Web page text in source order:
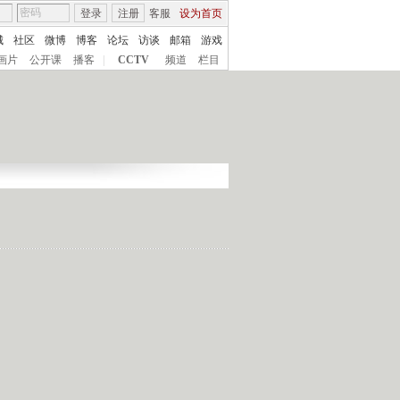
客服 设为首页
登录 注册
社区 微博 博客 论坛 访谈 邮箱
游戏
片
公开课 播客 CCTV 频道 栏目